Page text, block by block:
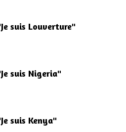
suis Louverture"
suis Nigeria"
suis Kenya"